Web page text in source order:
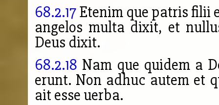
68.2.17Etenim que patris filii
angelos multa dixit, et
Deus dixit.
68.2.18 Nam que quidem a
erunt. Non adhuc autem et
ait esse uerba.